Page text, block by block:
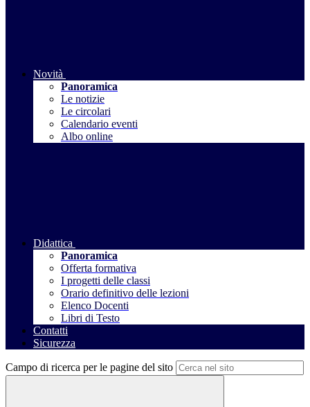
Novità
Panoramica
Le notizie
Le circolari
Calendario eventi
Albo online
Didattica
Panoramica
Offerta formativa
I progetti delle classi
Orario definitivo delle lezioni
Elenco Docenti
Libri di Testo
Contatti
Sicurezza
Campo di ricerca per le pagine del sito